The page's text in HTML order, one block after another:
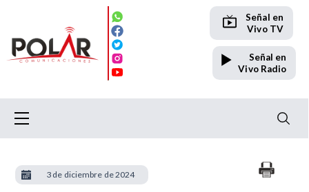
Señal en
Vivo TV
Señal en
Vivo Radio
3 de diciembre de 2024